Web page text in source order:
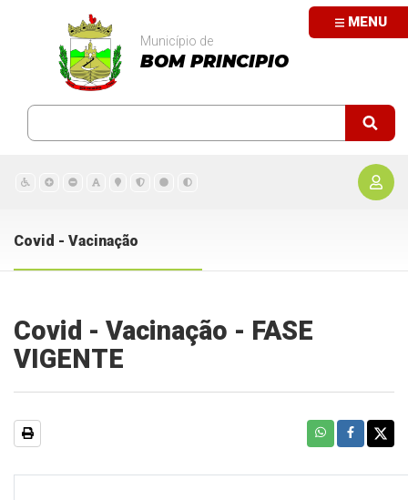
MENU
Município de
BOM PRINCIPIO
Covid - Vacinação
Covid - Vacinação - FASE
VIGENTE